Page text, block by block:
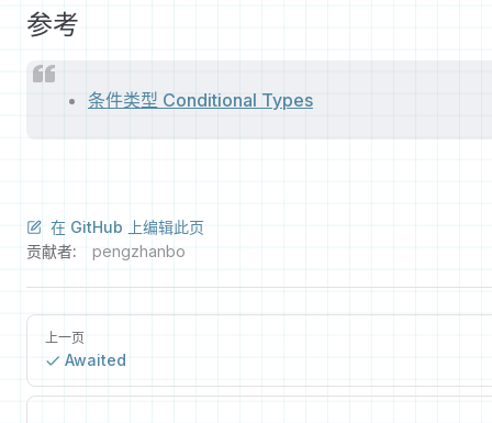
参考
条件类型 Conditional Types
在 GitHub 上编辑此页
贡献者:
pengzhanbo
上一页
Awaited